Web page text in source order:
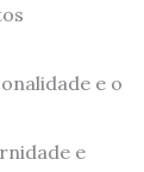
e o
e